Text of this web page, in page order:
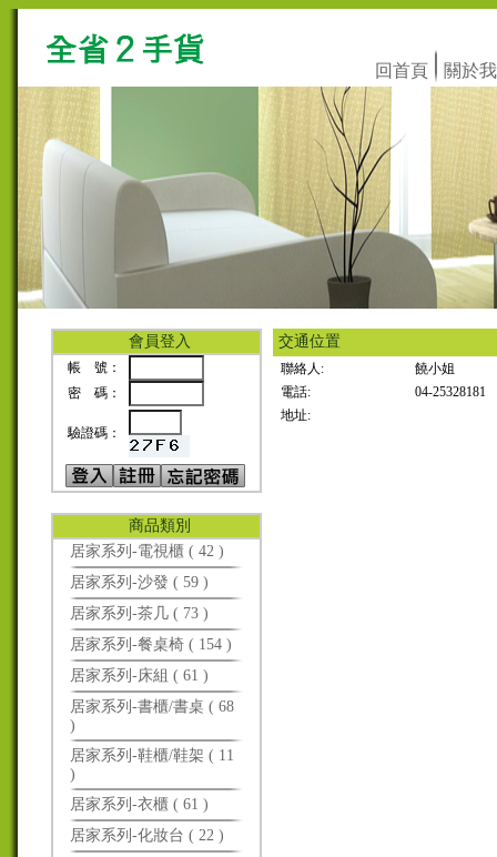
回首頁 關於
會員登入
帳 號：
密 碼：
驗證碼：
商品類別
居家系列-電視櫃 ( 42 )
居家系列-沙發 ( 59 )
居家系列-茶几 ( 73 )
居家系列-餐桌椅 ( 154 )
居家系列-床組 ( 61 )
居家系列-書櫃/書桌 ( 68
)
居家系列-鞋櫃/鞋架 ( 11
)
居家系列-衣櫃 ( 61 )
居家系列-化妝台 ( 22 )
交通位置
聯絡人:
饒小姐
電話:
04-25328181
地址: